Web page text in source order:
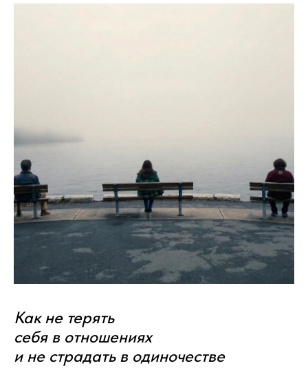
Как не терять
себя в отношениях
и не страдать в одиночестве